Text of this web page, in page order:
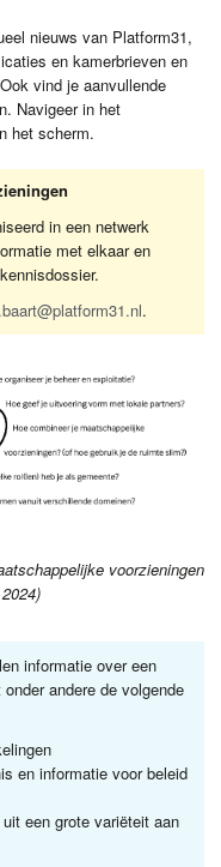
nieuws van Platform31,
en kamerbrieven en
vind je aanvullende
Navigeer in het
het scherm.
in een netwerk
met elkaar en
.
voorzieningen
informatie over een
andere de volgende
en informatie voor beleid
een grote variëteit aan